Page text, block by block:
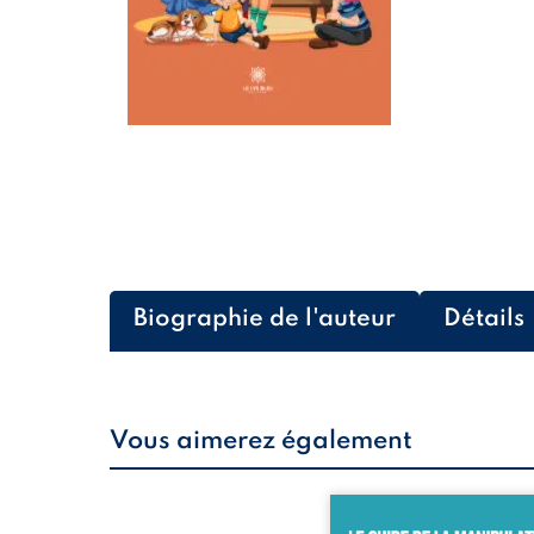
Biographie de l'auteur Détails
Vous aimerez également